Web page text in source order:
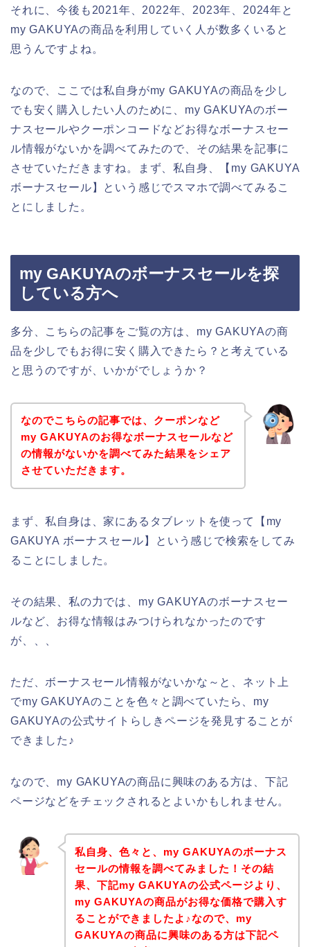
それに、今後も2021年、2022年、2023年、2024年と
my GAKUYAの商品を利用していく人が数多くいると
思うんですよね。
なので、ここでは私自身がmy GAKUYAの商品を少し
でも安く購入したい人のために、my GAKUYAのボー
ナスセールやクーポンコードなどお得なボーナスセー
ル情報がないかを調べてみたので、その結果を記事に
させていただきますね。まず、私自身、【my GAKUYA
ボーナスセール】という感じでスマホで調べてみるこ
とにしました。
my GAKUYAのボーナスセールを探
している方へ
多分、こちらの記事をご覧の方は、my GAKUYAの商
品を少しでもお得に安く購入できたら？と考えている
と思うのですが、いかがでしょうか？
なのでこちらの記事では、クーポンなど
my GAKUYAのお得なボーナスセールなど
の情報がないかを調べてみた結果をシェア
させていただきます。
まず、私自身は、家にあるタブレットを使って【my
GAKUYA ボーナスセール】という感じで検索をしてみ
ることにしました。
その結果、私の力では、my GAKUYAのボーナスセー
ルなど、お得な情報はみつけられなかったのです
が、、、
ただ、ボーナスセール情報がないかな～と、ネット上
でmy GAKUYAのことを色々と調べていたら、my
GAKUYAの公式サイトらしきページを発見することが
できました♪
なので、my GAKUYAの商品に興味のある方は、下記
ページなどをチェックされるとよいかもしれません。
私自身、色々と、my GAKUYAのボーナス
セールの情報を調べてみました！その結
果、下記my GAKUYAの公式ページより、
my GAKUYAの商品がお得な価格で購入す
ることができましたよ♪なので、my
GAKUYAの商品に興味のある方は下記ペ